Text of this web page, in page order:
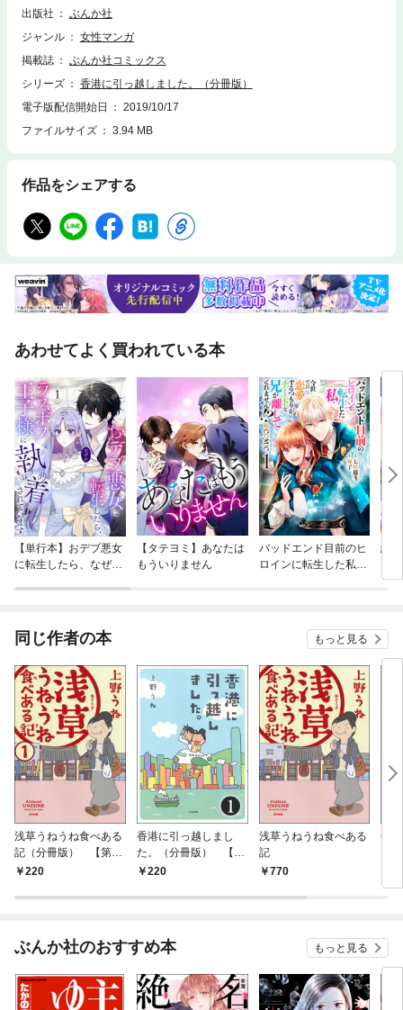
出版社
ぶんか社
ジャンル
女性マンガ
掲載誌
ぶんか社コミックス
シリーズ
香港に引っ越しました。（分冊版）
電子版配信開始日
2019/10/17
ファイルサイズ
3.94 MB
作品をシェアする
あわせてよく買われている本
【単行本】おデブ悪女
に転生したら、なぜか
【タテヨミ】あなたは
もういりません
バッドエンド目前のヒ
ロインに転生した私、
結
同じ作者の本 もっと見る
浅草うねうね食べある
記（分冊版） 【第1
話】220
香港に引っ越しまし
た。（分冊版） 【第
1話】
220
浅草うねうね食べある
記
770
香
た。
ぶんか社のおすすめ本 もっと見る